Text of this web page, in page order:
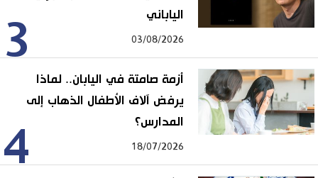
3
الياباني
03/08/2026
4
أزمة صامتة في اليابان.. لماذا
يرفض آلاف الأطفال الذهاب إلى
المدارس؟
18/07/2026